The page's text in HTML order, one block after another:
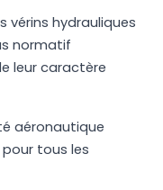
hydrauliques
normatif
leur caractère
aéronautique
tous les